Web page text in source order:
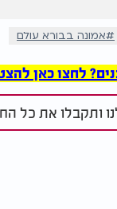
אמונה בבורא עולם
לחצו כאן
ותקבלו את כל